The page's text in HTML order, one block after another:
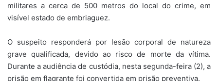
militares a cerca de 500 metros do local do crime, em
visível estado de embriaguez.
O suspeito responderá por lesão corporal de natureza
grave qualificada, devido ao risco de morte da vítima.
Durante a audiência de custódia, nesta segunda-feira (2), a
prisão em flagrante foi convertida em prisão preventiva.